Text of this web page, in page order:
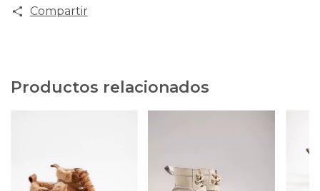
Compartir
Productos relacionados